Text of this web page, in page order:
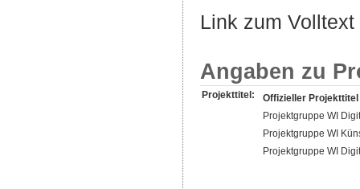
Link zum
Angaben zu
Projekttitel:
Offizieller Projekttitel
Projektgruppe WI
Projektgruppe WI
Projektgruppe WI